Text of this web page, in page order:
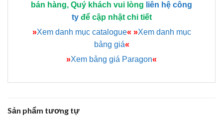
bán hàng, Quý khách vui lòng liên hệ công
tyđể cập nhật chi tiết
»Xem danh mục catalogue« »Xem danh mục
bảng giá«
»Xem bảng giá Paragon«
Sản phẩm tương tự